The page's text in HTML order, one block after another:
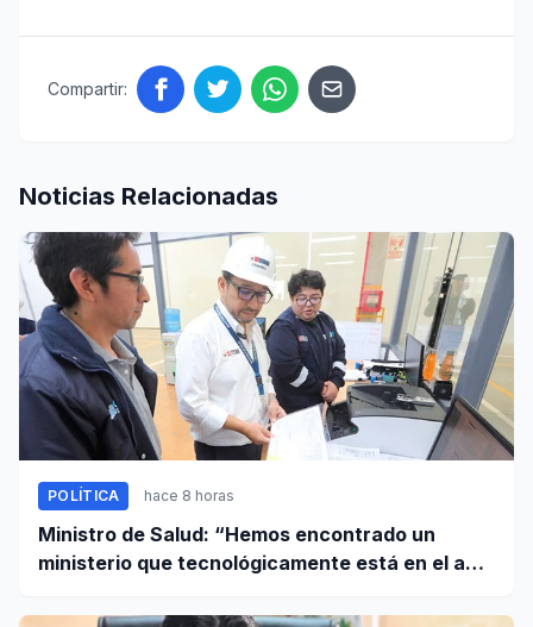
Compartir:
Noticias Relacionadas
POLÍTICA hace 8 horas
Ministro de Salud: “Hemos encontrado un
ministerio que tecnológicamente está en el año